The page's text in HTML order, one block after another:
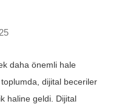
daha önemli hale
dijital beceriler
haline geldi. Dijital